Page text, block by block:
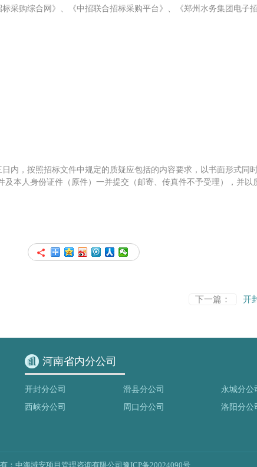
采购综合网》、《中招联合招标采购平台》、《郑州水务集团电子
内，按照招标文件中规定的质疑应包括的内容要求，以书面形式同
本人身份证件（原件）一并提交（邮寄、传真件不予受理），并
下一篇： 开
河南省内分公司
开封分公司 滑县分公司
永城分公
西峡分公司
周口分公司 洛阳分公
：中海域安项目管理咨询有限公司 豫ICP备20024090号